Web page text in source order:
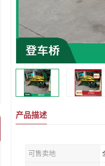
产品描述
可售卖地